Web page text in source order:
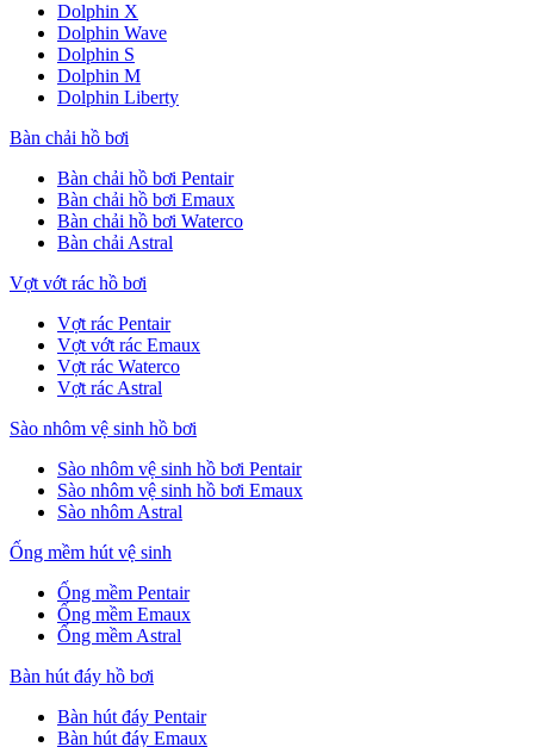
Dolphin X
Dolphin Wave
Dolphin S
Dolphin M
Dolphin Liberty
Bàn chải hồ bơi
Bàn chải hồ bơi Pentair
Bàn chải hồ bơi Emaux
Bàn chải hồ bơi Waterco
Bàn chải Astral
Vợt vớt rác hồ bơi
Vợt rác Pentair
Vợt vớt rác Emaux
Vợt rác Waterco
Vợt rác Astral
Sào nhôm vệ sinh hồ bơi
Sào nhôm vệ sinh hồ bơi Pentair
Sào nhôm vệ sinh hồ bơi Emaux
Sào nhôm Astral
Ống mềm hút vệ sinh
Ống mềm Pentair
Ống mềm Emaux
Ống mềm Astral
Bàn hút đáy hồ bơi
Bàn hút đáy Pentair
Bàn hút đáy Emaux